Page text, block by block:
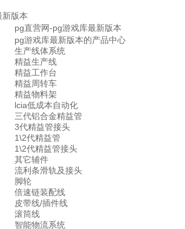
版本
pg直营网-pg游戏库最新版本
pg游戏库最新版本的产品中心
生产线体系统
精益生产线
精益工作台
精益周转车
精益物料架
lcia低成本自动化
三代铝合金精益管
3代精益管接头
1\2代精益管
1\2代精益管接头
其它辅件
流利条滑轨及接头
脚轮
倍速链装配线
皮带线/插件线
滚筒线
智能物流系统